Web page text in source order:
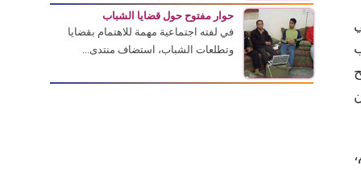
حوار مفتوح حول قضايا الشباب
في لفته اجتماعية مهمة للاهتمام بقضايا
وتطلعات الشباب، استضاف منتدى...